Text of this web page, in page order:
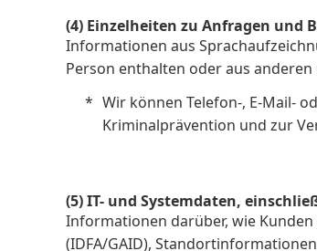
(4) Einzelheiten zu Anfragen und
Informationen aus
Person enthalten oder aus anderen
Wir können Telefon-, E-Mail-
Kriminalprävention und zur
(5) IT- und Systemdaten,
Informationen darüber, wie
(IDFA/GAID),